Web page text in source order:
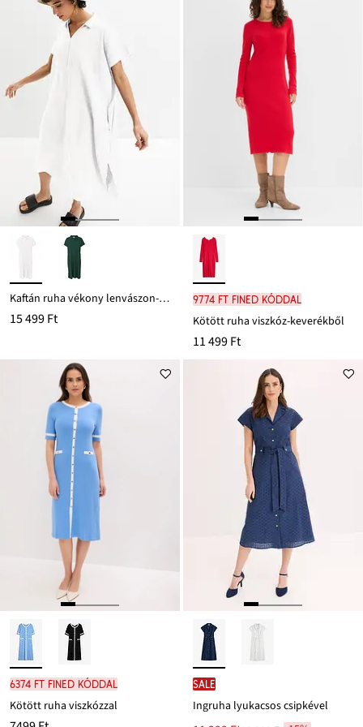
Kaftán ruha vékony lenvászon-viszkóz keverékből
15 499 Ft
9774 Ft FINED kóddal
Kötött ruha viszkóz-keverékből
11 499 Ft
6374 Ft FINED kóddal
Kötött ruha viszkózzal
SALE
Ingruha lyukacsos csipkével